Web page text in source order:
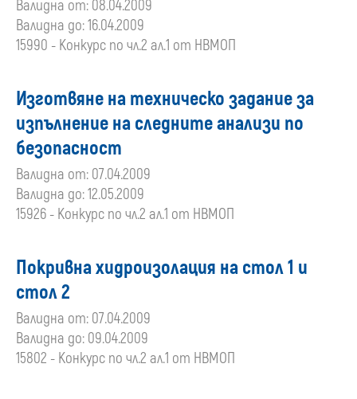
Валидна от: 08.04.2009
Валидна до: 16.04.2009
15990 - Конкурс по чл.2 ал.1 от НВМОП
Изготвяне на техническо задание за
изпълнение на следните анализи по
безопасност
Валидна от: 07.04.2009
Валидна до: 12.05.2009
15926 - Конкурс по чл.2 ал.1 от НВМОП
Покривна хидроизолация на стол 1 и
стол 2
Валидна от: 07.04.2009
Валидна до: 09.04.2009
15802 - Конкурс по чл.2 ал.1 от НВМОП